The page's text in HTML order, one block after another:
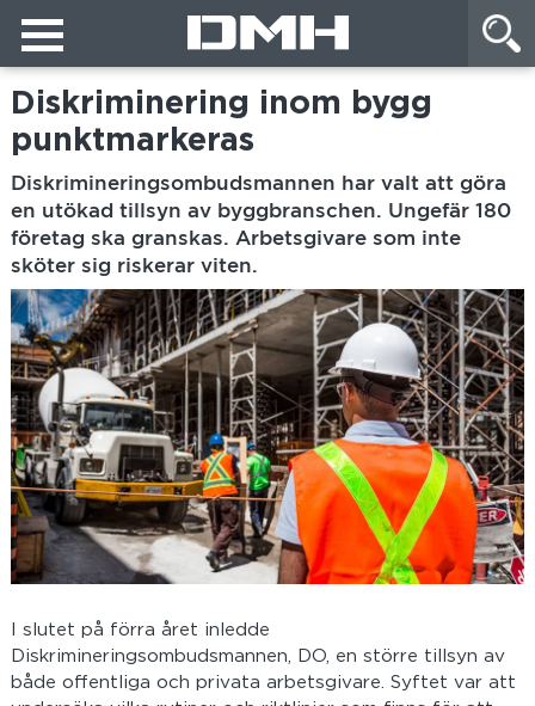
Diskriminering inom bygg
punktmarkeras
Diskrimineringsombudsmannen har valt att göra
en utökad tillsyn av byggbranschen. Ungefär 180
företag ska granskas. Arbetsgivare som inte
sköter sig riskerar viten.
I slutet på förra året inledde
Diskrimineringsombudsmannen, DO, en större tillsyn av
både offentliga och privata arbetsgivare. Syftet var att